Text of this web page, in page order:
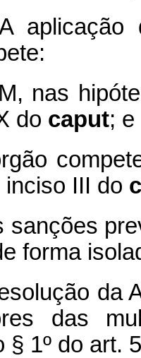
nas
do caput; e
III do
sanções
forma
da
das
§ 1º do art.